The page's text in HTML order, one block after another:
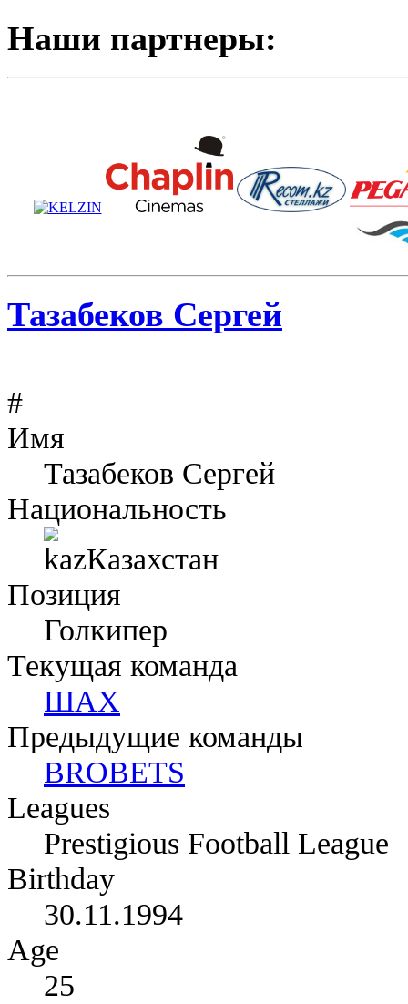
Наши партнеры:
Тазабеков Сергей
#
Имя
Тазабеков Сергей
Национальность
Казахстан
Позиция
Голкипер
Текущая команда
ШАХ
Предыдущие команды
BROBETS
Leagues
Prestigious Football League
Birthday
30.11.1994
Age
25